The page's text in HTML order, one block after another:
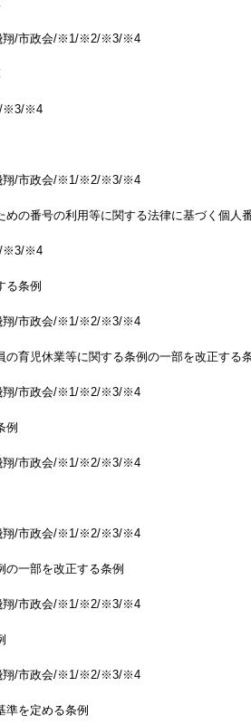
飛翔/市政会/※1/※2/※3/※4
※3/※4
飛翔/市政会/※1/※2/※3/※4
の番号の利用等に関する法律に基づく個人
※3/※4
る条例
飛翔/市政会/※1/※2/※3/※4
育児休業等に関する条例の一部を改正する
飛翔/市政会/※1/※2/※3/※4
例
飛翔/市政会/※1/※2/※3/※4
飛翔/市政会/※1/※2/※3/※4
一部を改正する条例
飛翔/市政会/※1/※2/※3/※4
飛翔/市政会/※1/※2/※3/※4
を定める条例